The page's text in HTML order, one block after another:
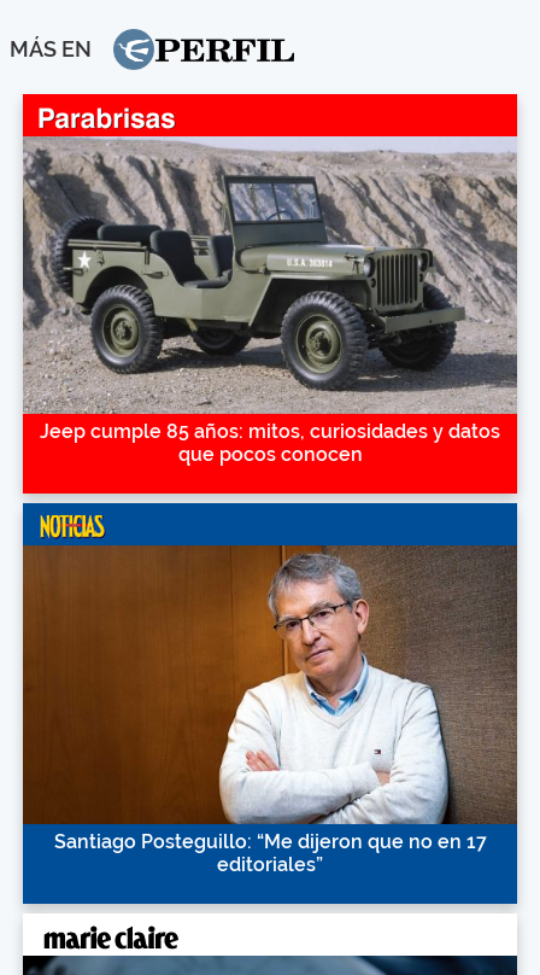
MÁS EN
Jeep cumple 85 años: mitos, curiosidades y datos
que pocos conocen
Santiago Posteguillo: “Me dijeron que no en 17
editoriales”